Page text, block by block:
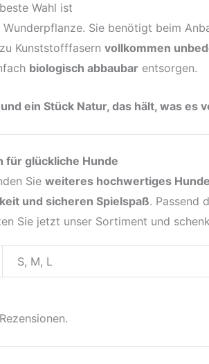
Wahl ist
Sie benötigt beim
Kunststofffasern vollkommen
biologisch abbaubar entsorgen.
ein Stück Natur, das hält, was es
für glückliche Hunde
Sie weiteres hochwertiges
und sicheren Spielspaß. Passend
Sie jetzt unser Sortiment und
S, M, L